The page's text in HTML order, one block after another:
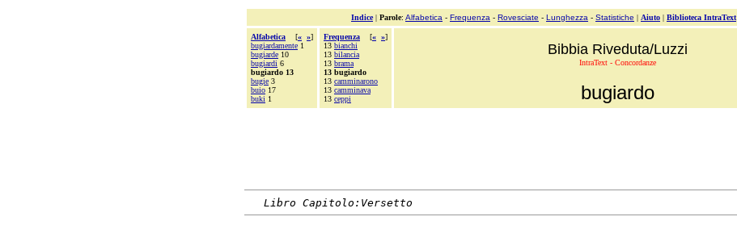
Indice| Parole: Alfabetica - Frequenza - Rovesciate - Lunghezza - Statistiche | Aiuto | Biblioteca IntraText
Alfabetica [« »]
bugiardamente 1
bugiarde 10
bugiardi 6
bugiardo 13
bugie 3
buio 17
buki 1
Frequenza [« »]
13 bianchi
13 bilancia
13 brama
13 bugiardo
13 camminarono
13 camminava
13 ceppi
Bibbia Riveduta/Luzzi
IntraText - Concordanze
bugiardo
Libro Capitolo:Versetto